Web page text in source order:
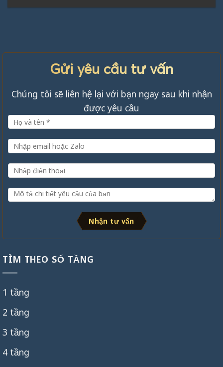
Gửi yêu cầu tư vấn
Chúng tôi sẽ liên hệ lại với bạn ngay sau khi nhận
được yêu cầu
Nhận tư vấn
TÌM THEO SỐ TẦNG
1 tầng
2 tầng
3 tầng
4 tầng